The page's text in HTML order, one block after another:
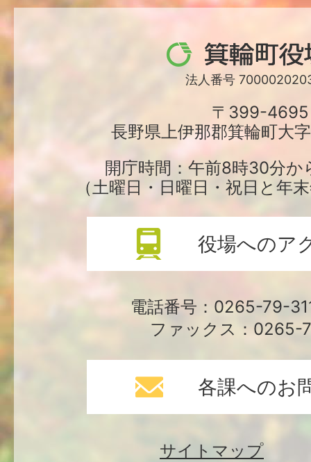
箕
輪
役
場
法人番号
〒399-4695
長野県上伊那郡箕輪町大
開庁時間：午前8時30分か
（土曜日・日曜日・祝日と年
役場へのア
電話番号：0265-79-
ファックス：0265-
各課へのお
サイトマップ